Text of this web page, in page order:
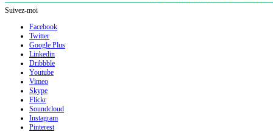
Suivez-moi
Facebook
Twitter
Google Plus
Linkedin
Dribbble
Youtube
Vimeo
Skype
Flickr
Soundcloud
Instagram
Pinterest